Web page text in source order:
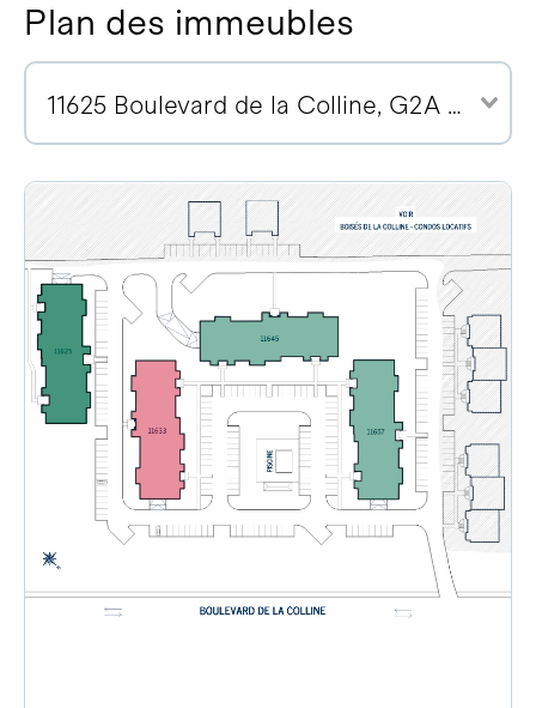
Plan des immeubles
11625 Boulevard de la Colline, G2A 2E1 (2)